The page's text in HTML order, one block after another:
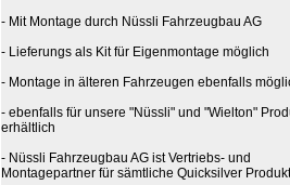
- Mit Montage durch Nüssli Fahrzeugbau AG
- Lieferungs als Kit für Eigenmontage möglich
- Montage in älteren Fahrzeugen ebenfalls
- ebenfalls für unsere "Nüssli" und "Wielton"
erhältlich
- Nüssli Fahrzeugbau AG ist Vertriebs- und
Montagepartner für sämtliche Quicksilver